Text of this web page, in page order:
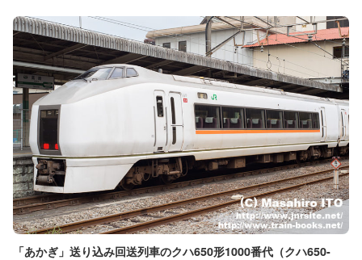
「あかぎ」送り込み回送列車のクハ650形1000番代（クハ650-